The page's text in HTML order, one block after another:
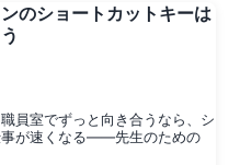
のショートカットキーは
員室でずっと向き合うなら、シ
事が速くなる——先生のための